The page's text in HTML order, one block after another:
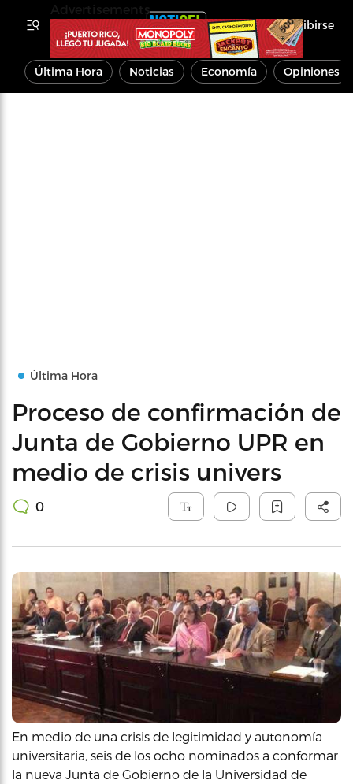
Inscribirse
Última Hora Noticias Economía Opiniones
Última Hora
Proceso de confirmación de
Junta de Gobierno UPR en
medio de crisis univers
0
En medio de una crisis de legitimidad y autonomía
universitaria, seis de los ocho nominados a conformar
la nueva Junta de Gobierno de la Universidad de
Advertisements